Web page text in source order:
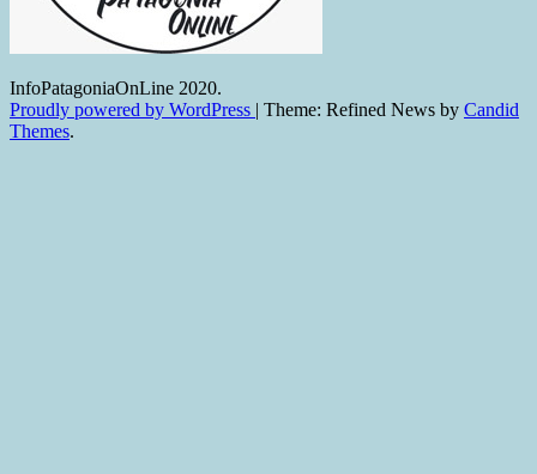
InfoPatagoniaOnLine 2020.
Proudly powered by WordPress | Theme: Refined News by Candid
Themes.